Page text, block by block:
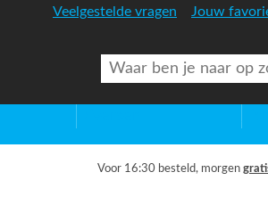
Veelgestelde vragen Jouw
Voor 16:30 besteld, morgen